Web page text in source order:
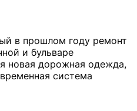
в прошлом году ремонт
и бульваре
новая дорожная одежда,
система